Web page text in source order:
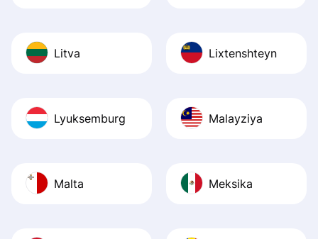
Litva Lixtenshteyn
Lyuksemburg Malayziya
Malta Meksika